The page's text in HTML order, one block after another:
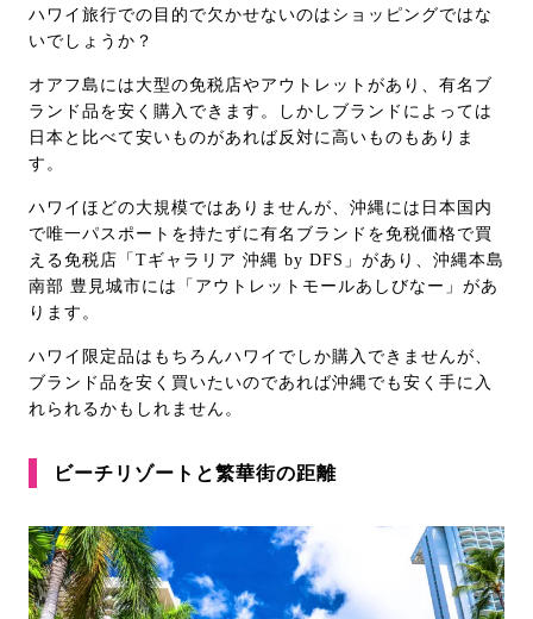
ハワイ旅行での目的で欠かせないのはショッピングではな
いでしょうか？
オアフ島には大型の免税店やアウトレットがあり、有名ブ
ランド品を安く購入できます。しかしブランドによっては
日本と比べて安いものがあれば反対に高いものもありま
す。
ハワイほどの大規模ではありませんが、沖縄には日本国内
で唯一パスポートを持たずに有名ブランドを免税価格で買
える免税店「Tギャラリア 沖縄 by DFS」があり、沖縄本島
南部 豊見城市には「アウトレットモールあしびなー」があ
ります。
ハワイ限定品はもちろんハワイでしか購入できませんが、
ブランド品を安く買いたいのであれば沖縄でも安く手に入
れられるかもしれません。
ビーチリゾートと繁華街の距離